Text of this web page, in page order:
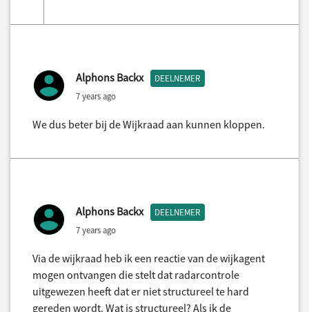
Alphons Backx DEELNEMER
7 years ago
We dus beter bij de Wijkraad aan kunnen kloppen.
Alphons Backx DEELNEMER
7 years ago
Via de wijkraad heb ik een reactie van de wijkagent
mogen ontvangen die stelt dat radarcontrole
uitgewezen heeft dat er niet structureel te hard
gereden wordt. Wat is structureel? Als ik de